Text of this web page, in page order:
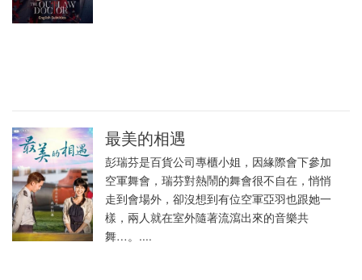
最美的相遇
彭瑞芬是百貨公司專櫃小姐，因緣際會下參加
空軍舞會，瑞芬對熱鬧的舞會很不自在，悄悄
走到會場外，卻沒想到有位空軍亞羽也跟她一
樣，兩人就在室外隨著流瀉出來的音樂共
舞…。....